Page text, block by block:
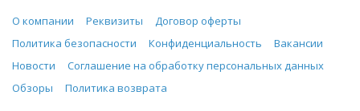
О компании Реквизиты
Договор оферты
Политика безопасности
Конфиденциальность
Вакансии
Новости
Соглашение на обработку персональных данных
Обзоры
Политика возврата